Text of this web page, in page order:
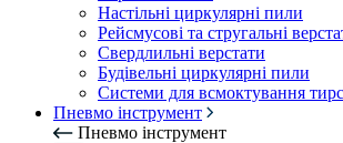
Настільні циркулярні пили
Рейсмусові та стругальні
Свердлильні верстати
Будівельні циркулярні пили
Системи для всмоктування
Пневмо інструмент
Пневмо інструмент